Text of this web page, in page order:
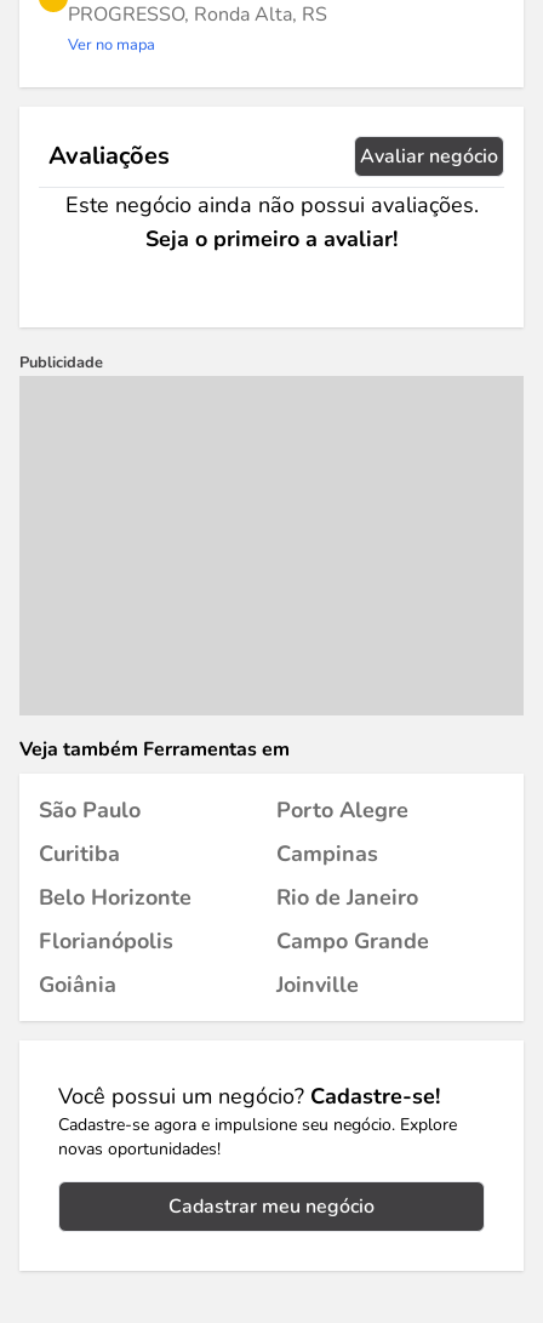
PROGRESSO, Ronda Alta, RS
Ver no mapa
Avaliações Avaliar negócio
Este negócio ainda não possui avaliações.
Seja o primeiro a avaliar!
Publicidade
Veja também Ferramentas em
São Paulo
Porto Alegre
Curitiba
Campinas
Belo Horizonte
Rio de Janeiro
Florianópolis
Campo Grande
Goiânia
Joinville
Você possui um negócio? Cadastre-se!
Cadastre-se agora e impulsione seu negócio. Explore
novas oportunidades!
Cadastrar meu negócio